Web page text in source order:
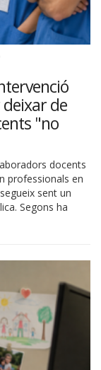
deixar de
"no
docents
professionals en
sent un
Segons ha